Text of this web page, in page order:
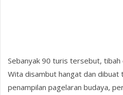
Sebanyak 90 turis tersebut, tibah
Wita disambut hangat dan dibuat
penampilan pagelaran budaya,